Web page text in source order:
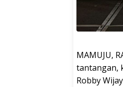
MAMUJU,
tantangan,
Robby